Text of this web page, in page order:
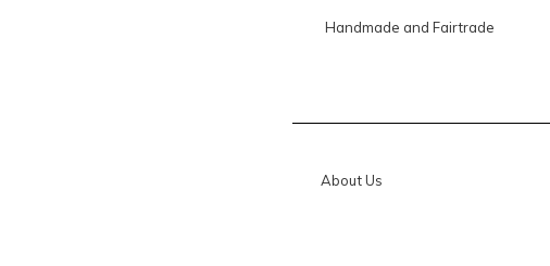
Handmade and Fairtrade
About Us